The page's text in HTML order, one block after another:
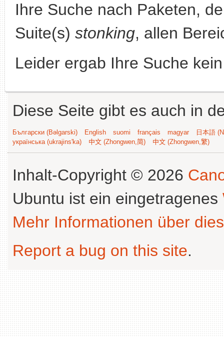
Ihre Suche nach Paketen,
Suite(s) stonking, allen
Leider ergab Ihre Suche
Diese Seite gibt es auch in
Български (Bəlgarski) English suomi français magyar
日本語
українська (ukrajins'ka)
中文 (Zhongwen,简) 中文 (Zhongwen,繁)
Inhalt-Copyright © 2026
Ubuntu ist ein eingetragenes
Mehr Informationen über
Report a bug on this site.